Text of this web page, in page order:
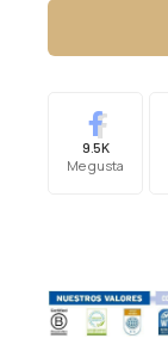
9.5K
Me gusta